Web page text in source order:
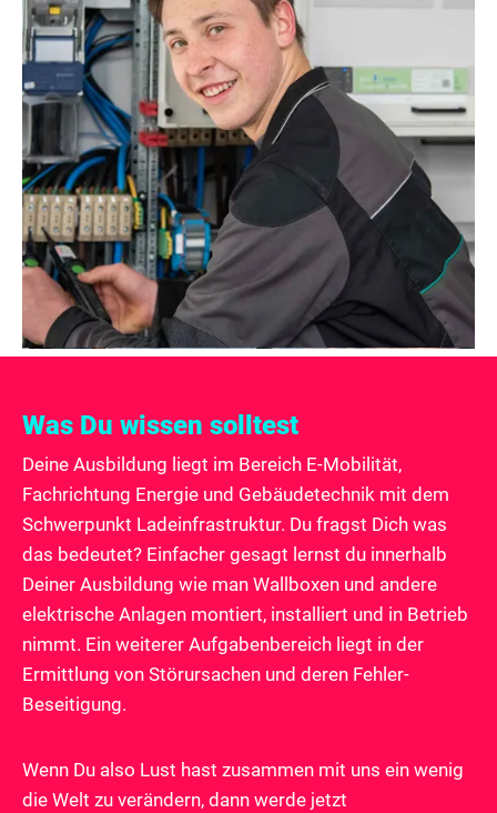
Was Du wissen solltest
Deine Ausbildung liegt im Bereich E-Mobilität,
Fachrichtung Energie und Gebäudetechnik mit dem
Schwerpunkt Ladeinfrastruktur. Du fragst Dich was
das bedeutet? Einfacher gesagt lernst du innerhalb
Deiner Ausbildung wie man Wallboxen und andere
elektrische Anlagen montiert, installiert und in Betrieb
nimmt. Ein weiterer Aufgabenbereich liegt in der
Ermittlung von Störursachen und deren Fehler-
Beseitigung.
Wenn Du also Lust hast zusammen mit uns ein wenig
die Welt zu verändern, dann werde jetzt